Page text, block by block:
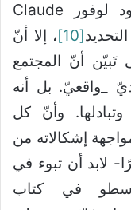
كما هو الشأن مع الفرنسيّ كلود لوفور Claude
[10]
، إلا أنّ
تَبيّن أنّ المجتمع
_واقعيّ. بل أنه
وأنّ كل
إشكالاته من
لابد أن تبوء في
في كتاب